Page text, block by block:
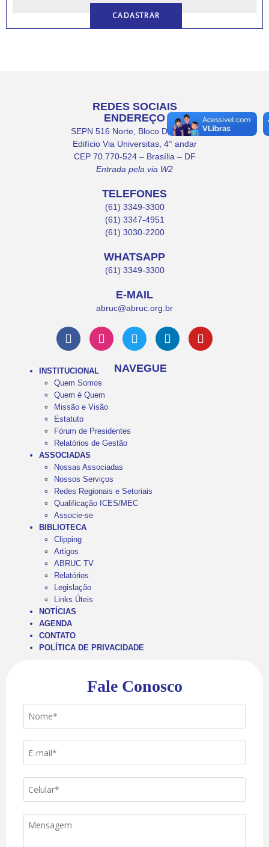
REDES SOCIAIS
ENDEREÇO
SEPN 516 Norte, Bloco D, Lote 9,
Edifício Via Universitas, 4° andar
CEP 70.770-524 – Brasília – DF
Entrada pela via W2
TELEFONES
(61) 3349-3300
(61) 3347-4951
(61) 3030-2200
WHATSAPP
(61) 3349-3300
E-MAIL
abruc@abruc.org.br
NAVEGUE
INSTITUCIONAL
Quem Somos
Quem é Quem
Missão e Visão
Estatuto
Fórum de Presidentes
Relatórios de Gestão
ASSOCIADAS
Nossas Associadas
Nossos Serviços
Redes Regionais e Setoriais
Qualificação ICES/MEC
Associe-se
BIBLIOTECA
Clipping
Artigos
ABRUC TV
Relatórios
Legislação
Links Úteis
NOTÍCIAS
AGENDA
CONTATO
POLÍTICA DE PRIVACIDADE
Fale Conosco